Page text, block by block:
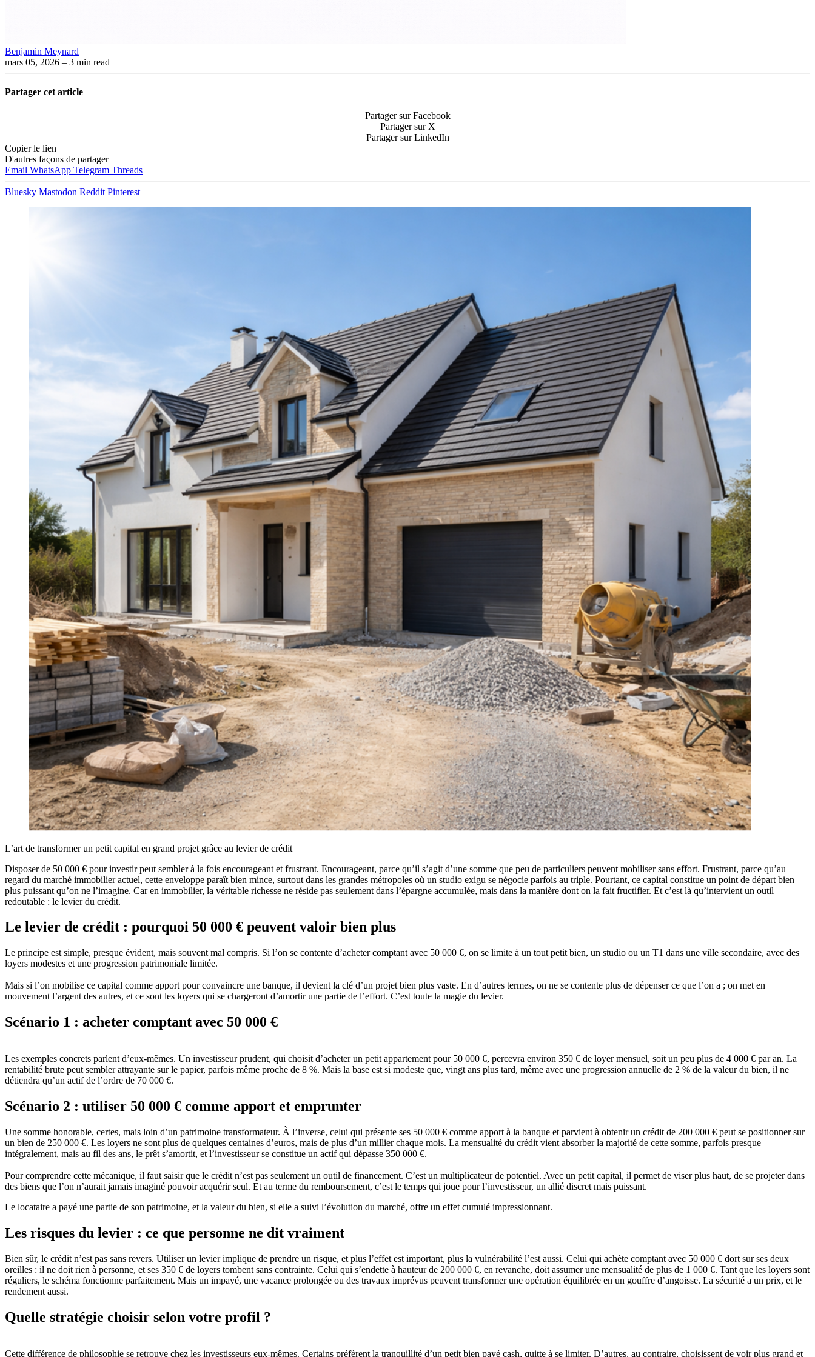
Benjamin Meynard
mars 05, 2026 – 3 min read
Partager cet article
Partager sur Facebook
Partager sur X
Partager sur LinkedIn
Copier le lien
D'autres façons de partager
Email WhatsApp Telegram Threads
Bluesky Mastodon Reddit Pinterest
L’art de transformer un petit capital en grand projet grâce au levier de crédit
Disposer de 50 000 € pour investir peut sembler à la fois encourageant et frustrant. Encourageant, parce qu’il s’agit d’une somme que peu de particuliers peuvent mobiliser sans effort. Frustrant, parce qu’au
regard du marché immobilier actuel, cette enveloppe paraît bien mince, surtout dans les grandes métropoles où un studio exigu se négocie parfois au triple. Pourtant, ce capital constitue un point de départ bien
plus puissant qu’on ne l’imagine. Car en immobilier, la véritable richesse ne réside pas seulement dans l’épargne accumulée, mais dans la manière dont on la fait fructifier. Et c’est là qu’intervient un outil
redoutable : le levier du crédit.
Le levier de crédit : pourquoi 50 000 € peuvent valoir bien plus
Le principe est simple, presque évident, mais souvent mal compris. Si l’on se contente d’acheter comptant avec 50 000 €, on se limite à un tout petit bien, un studio ou un T1 dans une ville secondaire, avec des
loyers modestes et une progression patrimoniale limitée.
Mais si l’on mobilise ce capital comme apport pour convaincre une banque, il devient la clé d’un projet bien plus vaste. En d’autres termes, on ne se contente plus de dépenser ce que l’on a ; on met en
mouvement l’argent des autres, et ce sont les loyers qui se chargeront d’amortir une partie de l’effort. C’est toute la magie du levier.
Scénario 1 : acheter comptant avec 50 000 €
Les exemples concrets parlent d’eux-mêmes. Un investisseur prudent, qui choisit d’acheter un petit appartement pour 50 000 €, percevra environ 350 € de loyer mensuel, soit un peu plus de 4 000 € par an. La
rentabilité brute peut sembler attrayante sur le papier, parfois même proche de 8 %. Mais la base est si modeste que, vingt ans plus tard, même avec une progression annuelle de 2 % de la valeur du bien, il ne
détiendra qu’un actif de l’ordre de 70 000 €.
Scénario 2 : utiliser 50 000 € comme apport et emprunter
Une somme honorable, certes, mais loin d’un patrimoine transformateur. À l’inverse, celui qui présente ses 50 000 € comme apport à la banque et parvient à obtenir un crédit de 200 000 € peut se positionner sur
un bien de 250 000 €. Les loyers ne sont plus de quelques centaines d’euros, mais de plus d’un millier chaque mois. La mensualité du crédit vient absorber la majorité de cette somme, parfois presque
intégralement, mais au fil des ans, le prêt s’amortit, et l’investisseur se constitue un actif qui dépasse 350 000 €.
Pour comprendre cette mécanique, il faut saisir que le crédit n’est pas seulement un outil de financement. C’est un multiplicateur de potentiel. Avec un petit capital, il permet de viser plus haut, de se projeter dans
des biens que l’on n’aurait jamais imaginé pouvoir acquérir seul. Et au terme du remboursement, c’est le temps qui joue pour l’investisseur, un allié discret mais puissant.
Le locataire a payé une partie de son patrimoine, et la valeur du bien, si elle a suivi l’évolution du marché, offre un effet cumulé impressionnant.
Les risques du levier : ce que personne ne dit vraiment
Bien sûr, le crédit n’est pas sans revers. Utiliser un levier implique de prendre un risque, et plus l’effet est important, plus la vulnérabilité l’est aussi. Celui qui achète comptant avec 50 000 € dort sur ses deux
oreilles : il ne doit rien à personne, et ses 350 € de loyers tombent sans contrainte. Celui qui s’endette à hauteur de 200 000 €, en revanche, doit assumer une mensualité de plus de 1 000 €. Tant que les loyers sont
réguliers, le schéma fonctionne parfaitement. Mais un impayé, une vacance prolongée ou des travaux imprévus peuvent transformer une opération équilibrée en un gouffre d’angoisse. La sécurité a un prix, et le
rendement aussi.
Quelle stratégie choisir selon votre profil ?
Cette différence de philosophie se retrouve chez les investisseurs eux-mêmes. Certains préfèrent la tranquillité d’un petit bien payé cash, quitte à se limiter. D’autres, au contraire, choisissent de voir plus grand et